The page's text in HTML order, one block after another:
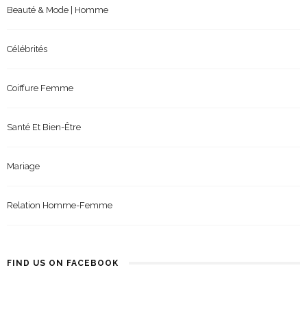
Beauté & Mode | Homme
Célébrités
Coiffure Femme
Santé Et Bien-Être
Mariage
Relation Homme-Femme
FIND US ON FACEBOOK